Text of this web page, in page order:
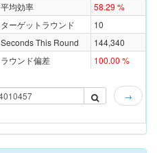
平均効率
58.29 %
ターゲットラウンド
10
Seconds This Round
144,340
ラウンド偏差 100.00 %
→